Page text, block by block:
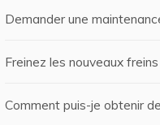
Demander une
Freinez les nouveaux
Comment puis-je obtenir